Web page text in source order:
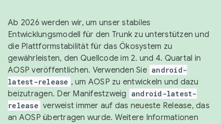
Ab 2026 werden wir, um unser stabiles
Entwicklungsmodell für den Trunk zu unterstützen und
die Plattformstabilität für das Ökosystem zu
gewährleisten, den Quellcode im 2. und 4. Quartal in
AOSP veröffentlichen. Verwenden Sie android-
latest-release , um AOSP zu entwickeln und dazu
beizutragen. Der Manifestzweig
android-latest-
release verweist immer auf das neueste Release, das
an AOSP übertragen wurde. Weitere Informationen